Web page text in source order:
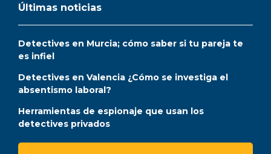
Últimas noticias
Detectives en Murcia; cómo saber si tu pareja te
es infiel
Detectives en Valencia ¿Cómo se investiga el
absentismo laboral?
Herramientas de espionaje que usan los
detectives privados